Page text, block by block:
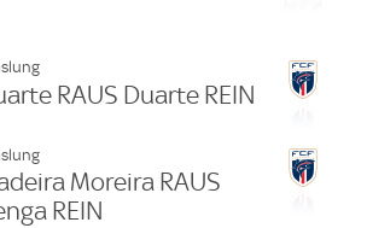
RAUS Duarte REIN
Moreira RAUS
REIN